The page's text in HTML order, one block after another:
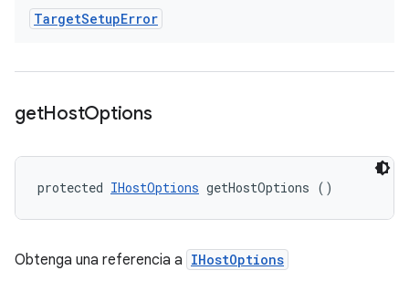
TargetSetupError
getHostOptions
protected IHostOptions getHostOptions ()
Obtenga una referencia a IHostOptions